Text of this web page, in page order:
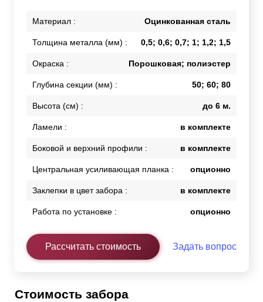
Материал : Оцинкованная сталь
Толщина металла (мм) : 0,5; 0,6; 0,7; 1; 1,2; 1,5
Окраска : Порошковая; полиэстер
Глубина секции (мм) : 50; 60; 80
Высота (см) : до 6 м.
Ламели : в комплекте
Боковой и верхний профили : в комплекте
Центральная усиливающая планка : опционно
Заклепки в цвет забора : в комплекте
Работа по установке : опционно
Рассчитать стоимость Задать вопрос
Стоимость забора